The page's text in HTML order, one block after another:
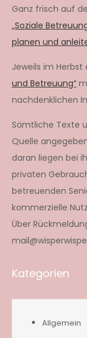
Ganz frisch auf
„Soziale
planen und
Jeweils im
und Betreuung“
nachdenklichen
Sämtliche Texte
Quelle
daran liegen bei
privaten
betreuenden
kommerzielle
Über
Kategorien
Allgemein